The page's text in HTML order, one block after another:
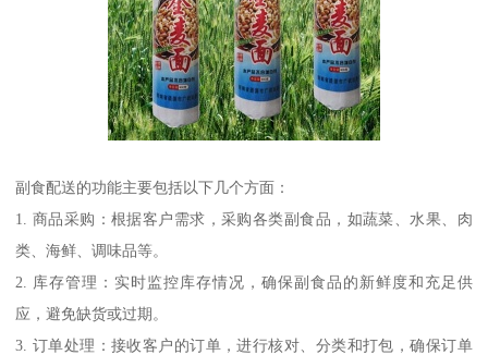
副食配送的功能主要包括以下几个方面：
1. 商品采购：根据客户需求，采购各类副食品，如蔬菜、水果、肉
类、海鲜、调味品等。
2. 库存管理：实时监控库存情况，确保副食品的新鲜度和充足供
应，避免缺货或过期。
3. 订单处理：接收客户的订单，进行核对、分类和打包，确保订单